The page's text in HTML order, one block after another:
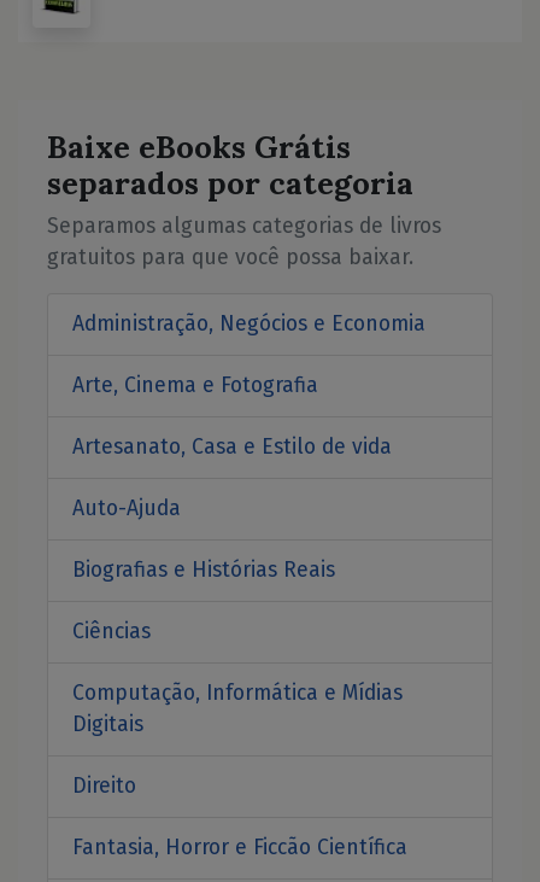
Baixe eBooks Grátis
separados por categoria
Separamos algumas categorias de livros
gratuitos para que você possa baixar.
Administração, Negócios e Economia
Arte, Cinema e Fotografia
Artesanato, Casa e Estilo de vida
Auto-Ajuda
Biografias e Histórias Reais
Ciências
Computação, Informática e Mídias
Digitais
Direito
Fantasia, Horror e Ficcão Científica